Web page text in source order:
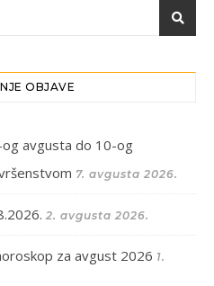
OBJAVE
og avgusta do 10-og
7. avgusta 2026.
2. avgusta 2026.
za avgust 2026 1.